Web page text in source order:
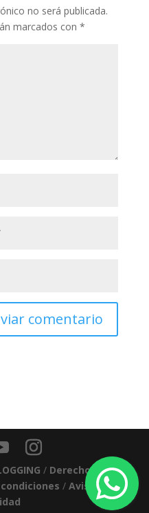
no será publicada.
marcados con *
/ Derechos
condiciones/Aviso de